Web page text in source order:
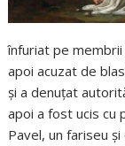
înfuriat pe
apoi acuzat de
și a denuțat
apoi a fost ucis cu
Pavel, un fariseu